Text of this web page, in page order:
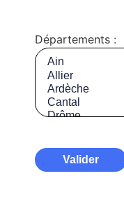
Départements :